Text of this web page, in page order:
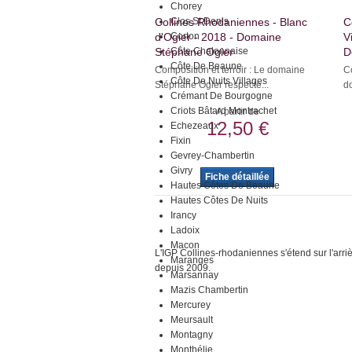
Chorey
Clos St Denis
Corton
Côte Chalonnaise
Côte De Beaune
Côte De Nuits Villages
Crémant De Bourgogne
Criots Bâtard Montrachet
Echezeaux
Fixin
Gevrey-Chambertin
Givry
Hautes Côtes De Beaune
Hautes Côtes De Nuits
Irancy
Ladoix
Macon
Maranges
Marsannay
Mazis Chambertin
Mercurey
Meursault
Montagny
Monthélie
Collines Rhodaniennes - Blanc
d'Ogier - 2018 - Domaine
Stéphane Ogier
Composition et terroir : Le domaine
Stéphane Ogier respecte...
A partir de
12,50 €
Fiche détaillée
L'IGP Collines-rhodaniennes s'étend sur
depuis 2009.